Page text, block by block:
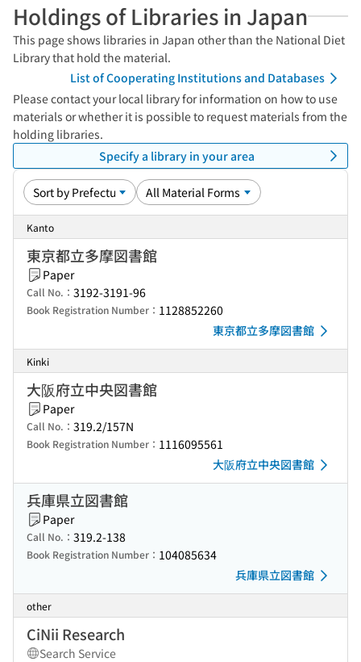
Holdings of Libraries in Japan
This page shows libraries in Japan other than the National Diet
Library that hold the material.
List of Cooperating Institutions and Databases
Please contact your local library for information on how to use
materials or whether it is possible to request materials from the
holding libraries.
Specify a library in your area
Kanto
東京都立多摩図書館
Paper
Call No.： 3192-3191-96
Book Registration Number： 1128852260
東京都立多摩図書館
Kinki
大阪府立中央図書館
Paper
Call No.： 319.2/157N
Book Registration Number： 1116095561
大阪府立中央図書館
兵庫県立図書館
Paper
Call No.： 319.2-138
Book Registration Number： 104085634
兵庫県立図書館
other
CiNii Research
Search Service